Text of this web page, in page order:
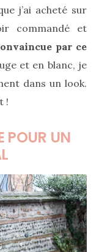
j’ai acheté sur
commandé et
par ce
et en blanc, je
dans un look.
!
POUR UN